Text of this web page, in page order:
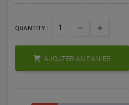
QUANTITY :
 AJOUTER AU PANIER